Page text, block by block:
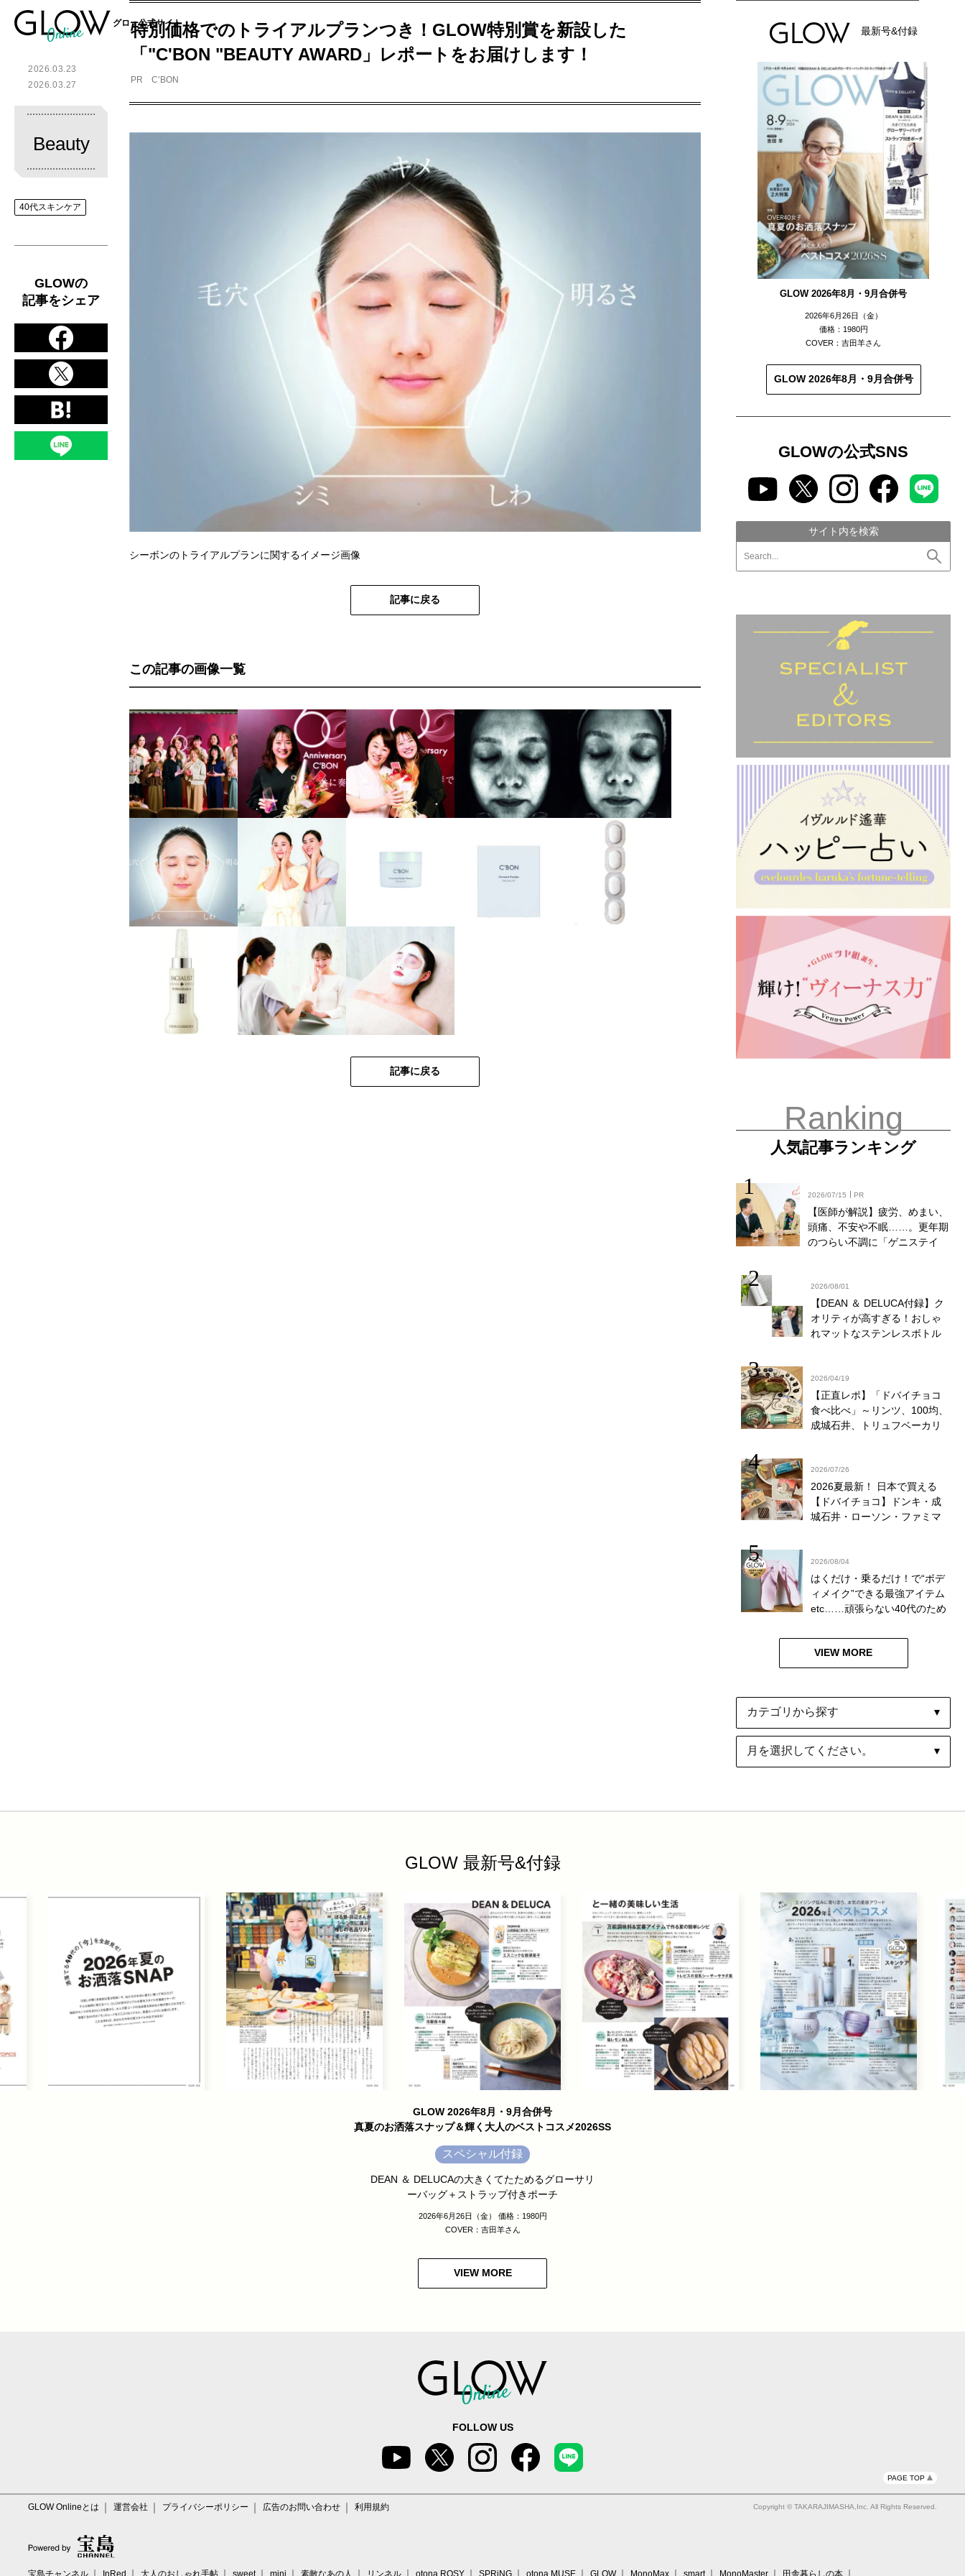
グロー公式サイト
2026.03.23
2026.03.27
Beauty
40代スキンケア
GLOWの
記事をシェア
特別価格でのトライアルプランつき！GLOW特別賞を新設した
「"C'BON "BEAUTY AWARD」レポートをお届けします！
PR C’BON
シーボンのトライアルプランに関するイメージ画像
記事に戻る
この記事の画像一覧
記事に戻る
最新号&付録
GLOW 2026年8月・9月合併号
2026年6月26日（金）
価格：1980円
COVER：吉田羊さん
GLOW 2026年8月・9月合併号
GLOWの公式SNS
サイト内を検索
Ranking
人気記事ランキング
2026/07/15 PR
【医師が解説】疲労、めまい、
頭痛、不安や不眠……。更年期
のつらい不調に「ゲニステイ
2026/08/01
【DEAN ＆ DELUCA付録】ク
オリティが高すぎる！おしゃ
れマットなステンレスボトル
2026/04/19
【正直レポ】「ドバイチョコ
食べ比べ」～リンツ、100均、
成城石井、トリュフベーカリ
2026/07/26
2026夏最新！ 日本で買える
【ドバイチョコ】ドンキ・成
城石井・ローソン・ファミマ
2026/08/04
はくだけ・乗るだけ！で“ボデ
ィメイク”できる最強アイテム
etc……頑張らない40代のため
気記事ベスト10
VIEW MORE
GLOW 最新号&付録
GLOW 2026年8月・9月合併号
真夏のお洒落スナップ＆輝く大人のベストコスメ2026SS
スペシャル付録
DEAN ＆ DELUCAの大きくてたためるグローサリ
ーバッグ＋ストラップ付きポーチ
2026年6月26日（金） 価格：1980円
COVER：吉田羊さん
VIEW MORE
FOLLOW US
PAGE TOP
GLOW Onlineとは 運営会社 プライバシーポリシー 広告のお問い合わせ 利用規約 Copyright © TAKARAJIMASHA,Inc. All Rights Reserved.
宝島チャンネル InRed 大人のおしゃれ手帖 sweet mini 素敵なあの人 リンネル otona ROSY SPRiNG otona MUSE GLOW MonoMax smart MonoMaster 田舎暮らしの本